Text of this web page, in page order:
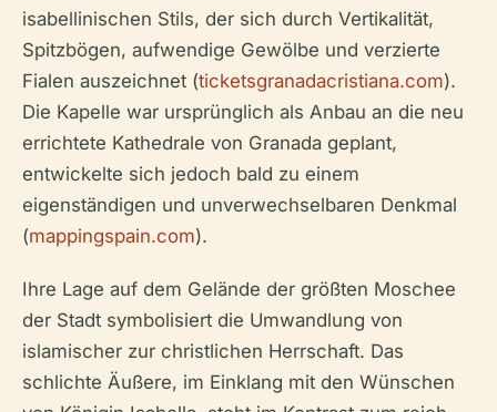
isabellinischen Stils, der sich durch Vertikalität,
Spitzbögen, aufwendige Gewölbe und verzierte
Fialen auszeichnet (ticketsgranadacristiana.com).
Die Kapelle war ursprünglich als Anbau an die neu
errichtete Kathedrale von Granada geplant,
entwickelte sich jedoch bald zu einem
eigenständigen und unverwechselbaren Denkmal
(mappingspain.com).
Ihre Lage auf dem Gelände der größten Moschee
der Stadt symbolisiert die Umwandlung von
islamischer zur christlichen Herrschaft. Das
schlichte Äußere, im Einklang mit den Wünschen